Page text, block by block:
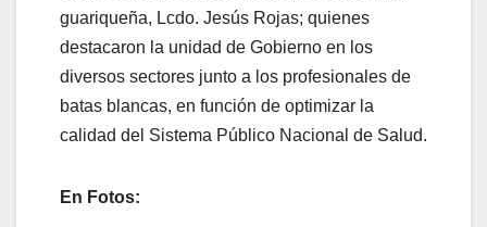
guariqueña, Lcdo. Jesús Rojas; quienes
destacaron la unidad de Gobierno en los
diversos sectores junto a los profesionales de
batas blancas, en función de optimizar la
calidad del Sistema Público Nacional de Salud.
En Fotos: